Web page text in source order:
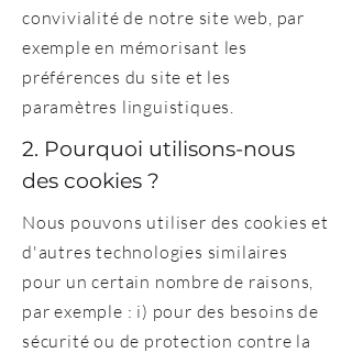
convivialité de notre site web, par
exemple en mémorisant les
préférences du site et les
paramètres linguistiques.
2. Pourquoi utilisons-nous
des cookies ?
Nous pouvons utiliser des cookies et
d'autres technologies similaires
pour un certain nombre de raisons,
par exemple : i) pour des besoins de
sécurité ou de protection contre la